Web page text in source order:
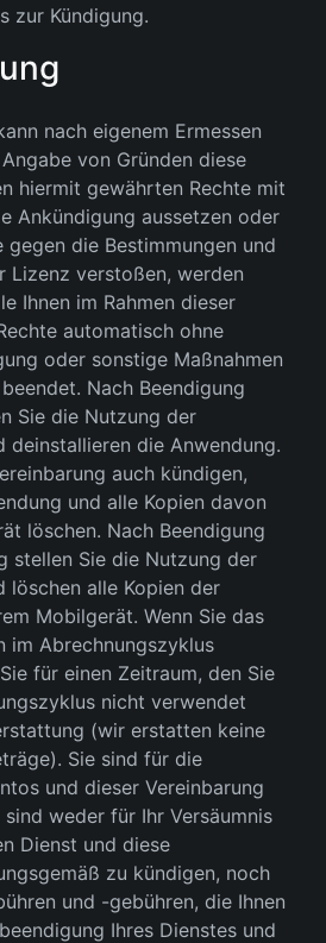
zur Kündigung.
nach eigenem Ermessen
von Gründen diese
hiermit gewährten Rechte mit
Ankündigung aussetzen oder
gegen die Bestimmungen und
Lizenz verstoßen, werden
Ihnen im Rahmen dieser
automatisch ohne
oder sonstige Maßnahmen
Nach Beendigung
Sie die Nutzung der
deinstallieren die Anwendung.
auch kündigen,
und alle Kopien davon
löschen. Nach Beendigung
stellen Sie die Nutzung der
löschen alle Kopien der
Mobilgerät. Wenn Sie das
im Abrechnungszyklus
für einen Zeitraum, den Sie
nicht verwendet
(wir erstatten keine
Sie sind für die
und dieser Vereinbarung
weder für Ihr Versäumnis
Dienst und diese
zu kündigen, noch
und -gebühren, die Ihnen
Ihres Dienstes und